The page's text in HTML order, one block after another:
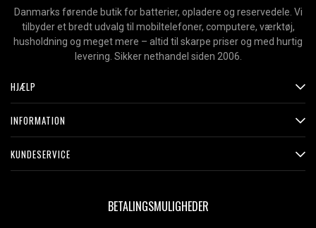
Danmarks førende butik for batterier, opladere og reservedele. Vi
tilbyder et bredt udvalg til mobiltelefoner, computere, værktøj,
husholdning og meget mere – altid til skarpe priser og med hurtig
levering. Sikker nethandel siden 2006.
HJÆLP
INFORMATION
KUNDESERVICE
BETALINGSMULIGHEDER